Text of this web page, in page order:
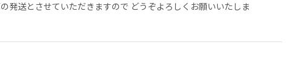
送とさせていただきますので どうぞよろしくお願いいたしま